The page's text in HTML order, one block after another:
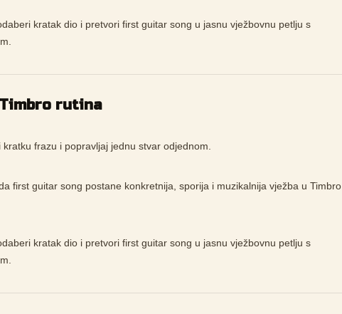
kratak dio i pretvori first guitar song u jasnu vježbovnu petlju s
rutina
frazu i popravljaj jednu stvar odjednom.
first guitar song postane konkretnija, sporija i muzikalnija vježba u Timbro
kratak dio i pretvori first guitar song u jasnu vježbovnu petlju s